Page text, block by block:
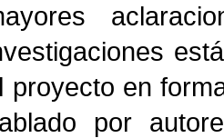
proyecto en
por